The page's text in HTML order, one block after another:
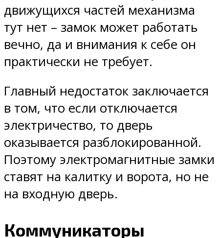
движущихся частей механизма
тут нет – замок может работать
вечно, да и внимания к себе он
практически не требует.
Главный недостаток заключается
в том, что если отключается
электричество, то дверь
оказывается разблокированной.
Поэтому электромагнитные замки
ставят на калитку и ворота, но не
на входную дверь.
Коммуникаторы